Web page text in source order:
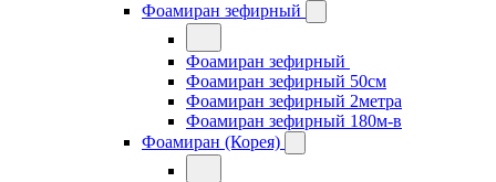
Фоамиран зефирный
Фоамиран зефирный
Фоамиран зефирный 50см
Фоамиран зефирный 2метра
Фоамиран зефирный 180м-в
Фоамиран (Корея)